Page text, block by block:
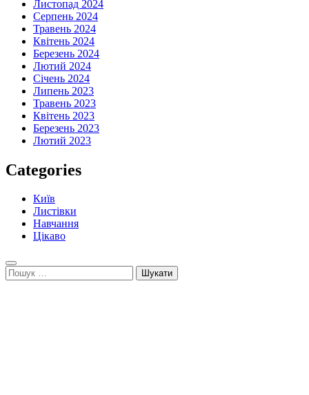
Листопад 2024
Серпень 2024
Травень 2024
Квітень 2024
Березень 2024
Лютий 2024
Січень 2024
Липень 2023
Травень 2023
Квітень 2023
Березень 2023
Лютий 2023
Categories
Київ
Листівки
Навчання
Цікаво
Пошук: